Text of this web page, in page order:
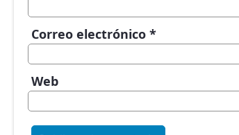
Correo electrónico *
Web